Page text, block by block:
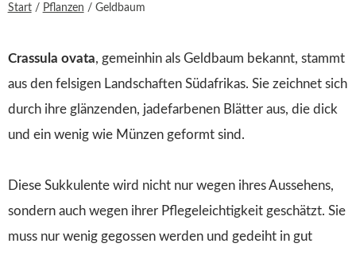
Start / Pflanzen / Geldbaum
Crassula ovata, gemeinhin als Geldbaum bekannt, stammt
aus den felsigen Landschaften Südafrikas. Sie zeichnet sich
durch ihre glänzenden, jadefarbenen Blätter aus, die dick
und ein wenig wie Münzen geformt sind.
Diese Sukkulente wird nicht nur wegen ihres Aussehens,
sondern auch wegen ihrer Pflegeleichtigkeit geschätzt. Sie
muss nur wenig gegossen werden und gedeiht in gut